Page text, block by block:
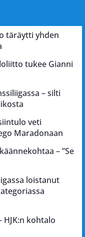
täräytti yhden
tukee Gianni
– silti
veti
Maradonaan
– ”Se
loistanut
HJK:n kohtalo